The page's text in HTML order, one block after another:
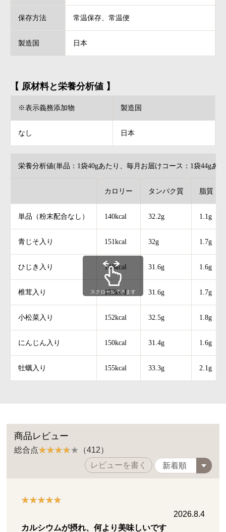
保存方法 常温保存、常温便
製造国 日本
【 原材料と栄養分析値 】
※表示義務添加物 製造国
なし 日本
栄養分析値(単品：1袋40gあたり、毎月お届けコース：1袋44gあ
カロリー タンパク質 脂質
単品（粉末配合なし） 140kcal 32.2g 1.1g
青じそ入り 151kcal 32g 1.7g
ひじき入り 148kcal 31.6g 1.6g
椎茸入り 153kcal 31.6g 1.7g
小松菜入り 152kcal 32.5g 1.8g
にんじん入り 150kcal 31.4g 1.6g
牡蠣入り 155kcal 33.3g 2.1g
スクロールできます
商品レビュー
総合点
（412）
レビューを書く
2026.8.4
カルシウムが摂れ、何より美味しいです